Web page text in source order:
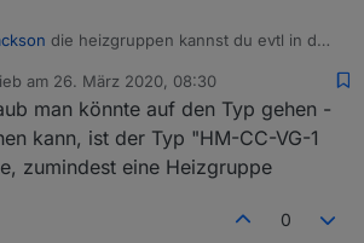
die heizgruppen kannst du evtl in den
müßte ich einen datenpunkt haben ( oder
oder einen namen (HG)) der mir sagt,
gefiltert sein sollte - irgendwas, was ich
nutzen kann
kannst du var filterArray befüllen
am 26. März 2020, 08:30
editiert von
man könnte auf den Typ gehen -
kann, ist der Typ "HM-CC-VG-1
zumindest eine Heizgruppe
0